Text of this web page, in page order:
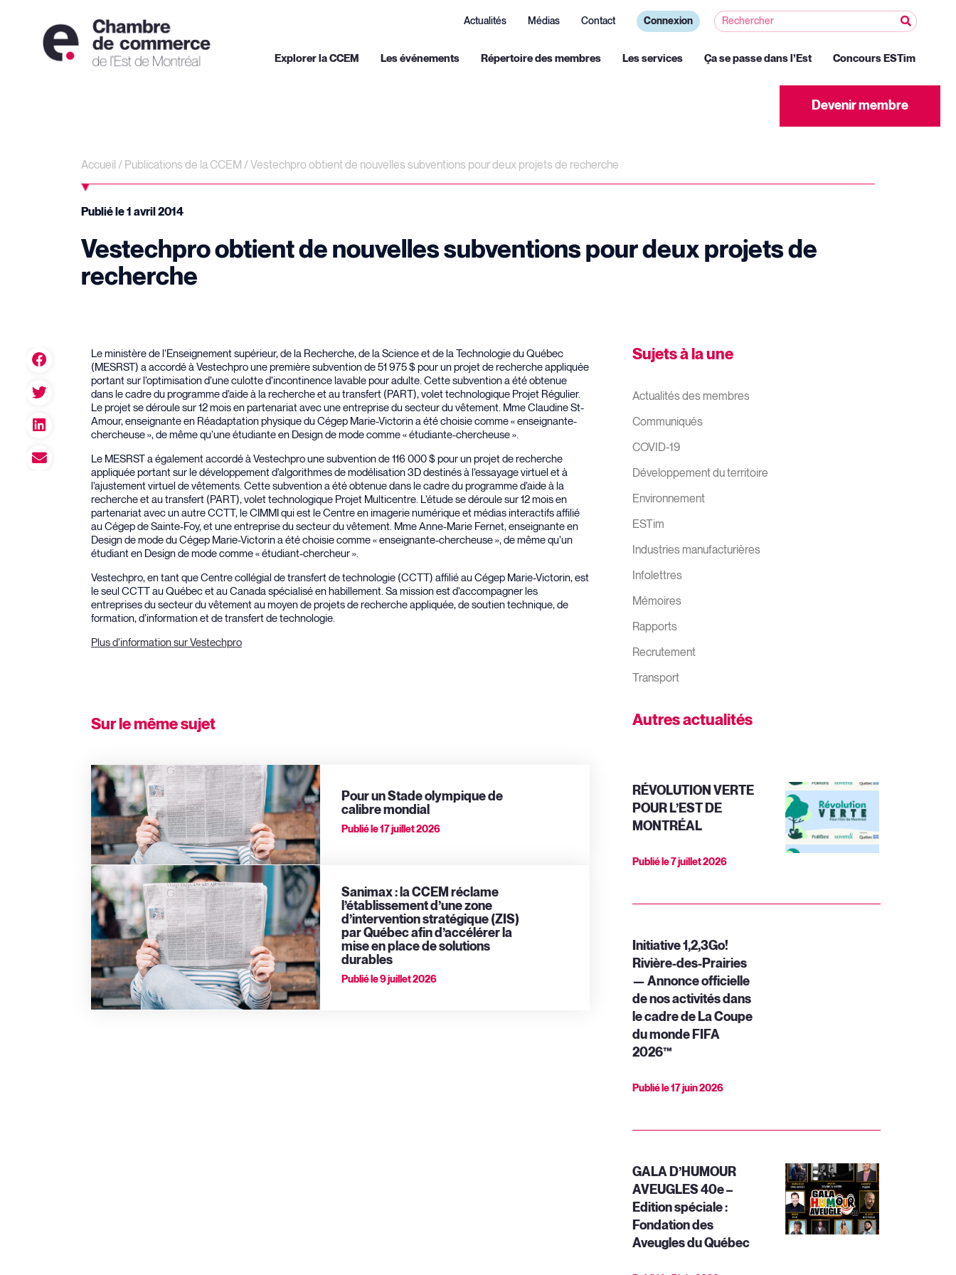
Actualités Médias Contact Connexion
Explorer la CCEM Les événements Répertoire des membres Les services Ça se passe dans l’Est Concours ESTim
Devenir membre
Accueil / Publications de la CCEM / Vestechpro obtient de nouvelles subventions pour deux projets de recherche
Publié le1 avril 2014
Vestechpro obtient de nouvelles subventions pour deux projets de
recherche
Le ministère de l’Enseignement supérieur, de la Recherche, de la Science et de la Technologie du Québec
(MESRST) a accordé à Vestechpro une première subvention de 51 975 $ pour un projet de recherche appliquée
portant sur l’optimisation d’une culotte d’incontinence lavable pour adulte. Cette subvention a été obtenue
dans le cadre du programme d’aide à la recherche et au transfert (PART), volet technologique Projet Régulier.
Le projet se déroule sur 12 mois en partenariat avec une entreprise du secteur du vêtement. Mme Claudine St-
Amour, enseignante en Réadaptation physique du Cégep Marie-Victorin a été choisie comme « enseignante-
chercheuse », de même qu’une étudiante en Design de mode comme « étudiante-chercheuse ».
Le MESRST a également accordé à Vestechpro une subvention de 116 000 $ pour un projet de recherche
appliquée portant sur le développement d’algorithmes de modélisation 3D destinés à l’essayage virtuel et à
l’ajustement virtuel de vêtements. Cette subvention a été obtenue dans le cadre du programme d’aide à la
recherche et au transfert (PART), volet technologique Projet Multicentre. L’étude se déroule sur 12 mois en
partenariat avec un autre CCTT, le CIMMI qui est le Centre en imagerie numérique et médias interactifs affilié
au Cégep de Sainte-Foy, et une entreprise du secteur du vêtement. Mme Anne-Marie Fernet, enseignante en
Design de mode du Cégep Marie-Victorin a été choisie comme « enseignante-chercheuse », de même qu’un
étudiant en Design de mode comme « étudiant-chercheur ».
Vestechpro, en tant que Centre collégial de transfert de technologie (CCTT) affilié au Cégep Marie-Victorin, est
le seul CCTT au Québec et au Canada spécialisé en habillement. Sa mission est d’accompagner les
entreprises du secteur du vêtement au moyen de projets de recherche appliquée, de soutien technique, de
formation, d’information et de transfert de technologie.
Plus d’information sur Vestechpro
Sur le même sujet
Pour un Stade olympique de
calibre mondial
Publié le17 juillet 2026
Sanimax : la CCEM réclame
l’établissement d’une zone
d’intervention stratégique (ZIS)
par Québec afin d’accélérer la
mise en place de solutions
durables
Publié le9 juillet 2026
Sujets à la une
Actualités des membres
Communiqués
COVID-19
Développement du territoire
Environnement
ESTim
Industries manufacturières
Infolettres
Mémoires
Rapports
Recrutement
Transport
Autres actualités
RÉVOLUTION VERTE
POUR L’EST DE
MONTRÉAL
Publié le7 juillet 2026
Initiative 1,2,3Go!
Rivière-des-Prairies
— Annonce officielle
de nos activités dans
le cadre de La Coupe
du monde FIFA
2026™
Publié le17 juin 2026
GALA D’HUMOUR
AVEUGLES 40e –
Edition spéciale :
Fondation des
Aveugles du Québec